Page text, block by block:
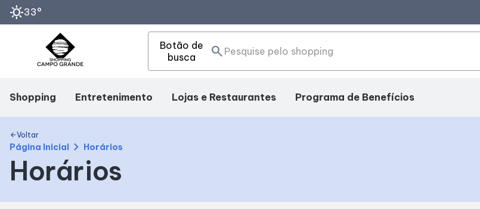
sunny33°
Botão de
busca
search
Shopping
Mapa Interno
Facilidades
Como Chegar
Entretenimento
Eventos
Fique por Dentro
Lojas e Restaurantes Programa de Benefícios
arrow_backVoltar
Página Inicial chevron_right Horários
Horários